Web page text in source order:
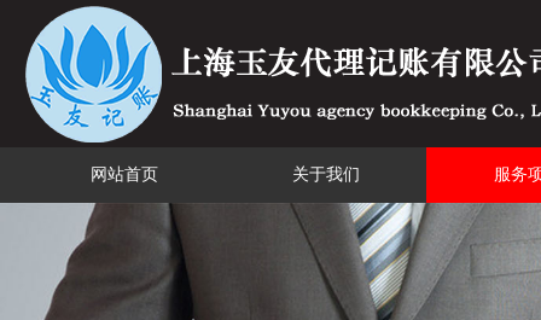
网站首页 关于我们 服务